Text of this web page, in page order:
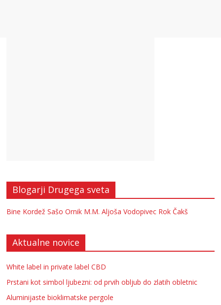
Blogarji Drugega sveta
Bine Kordež Sašo Ornik M.M. Aljoša Vodopivec Rok Čakš
Aktualne novice
White label in private label CBD
Prstani kot simbol ljubezni: od prvih obljub do zlatih obletnic
Aluminijaste bioklimatske pergole